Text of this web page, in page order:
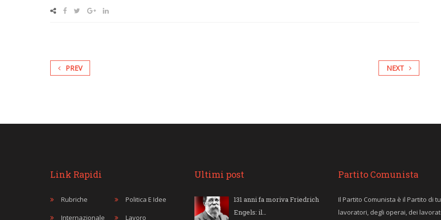
PREV NEXT
Link Rapidi
Rubriche Politica E Idee
Internazionale Lavoro
Ultimi post
131 anni fa moriva Friedrich
Engels: il…
Partito Comunista
Il Partito Comunista è il Partito di
lavoratori, degli operai, dei